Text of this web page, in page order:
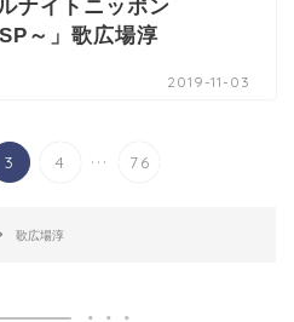
ナイトニッポン
～」歌広場淳
2019-11-03
3 4 ... 76
歌広場淳